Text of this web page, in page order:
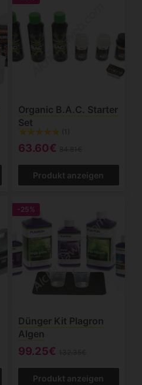
Organic B.A.C. Starter
Set
(1)
63.60€
Produkt anzeigen
-25%
Dünger Kit Plagron
Algen
99.25€
Produkt anzeigen